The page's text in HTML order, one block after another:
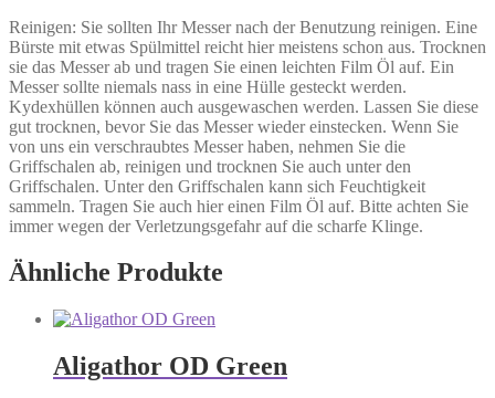
Reinigen: Sie sollten Ihr Messer nach der Benutzung reinigen. Eine
Bürste mit etwas Spülmittel reicht hier meistens schon aus. Trocknen
sie das Messer ab und tragen Sie einen leichten Film Öl auf. Ein
Messer sollte niemals nass in eine Hülle gesteckt werden.
Kydexhüllen können auch ausgewaschen werden. Lassen Sie diese
gut trocknen, bevor Sie das Messer wieder einstecken. Wenn Sie
von uns ein verschraubtes Messer haben, nehmen Sie die
Griffschalen ab, reinigen und trocknen Sie auch unter den
Griffschalen. Unter den Griffschalen kann sich Feuchtigkeit
sammeln. Tragen Sie auch hier einen Film Öl auf. Bitte achten Sie
immer wegen der Verletzungsgefahr auf die scharfe Klinge.
Ähnliche Produkte
Aligathor OD Green